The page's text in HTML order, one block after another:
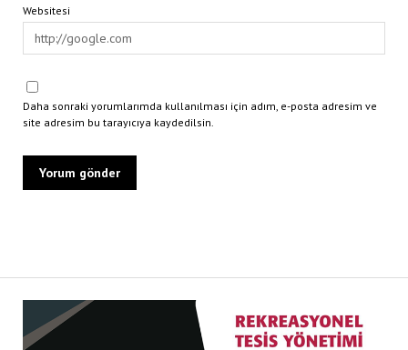
Websitesi
Daha sonraki yorumlarımda kullanılması için adım, e-posta adresim ve
site adresim bu tarayıcıya kaydedilsin.